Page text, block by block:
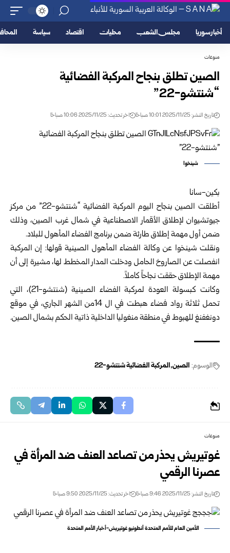
أخبار سوريا مجلس الشعب محليات اقتصاد سياسة
منوعات
الصين تطلق بنجاح المركبة الفضائية
“شنتشو-22”
تاريخ النشر: 2025/11/25 10:01 صباحًا اخر تحديث: 2025/11/25 10:06 صباحًا
شينخوا
بكين-سانا
أطلقت الصين بنجاح اليوم المركبة الفضائية “شنتشو-22” من مركز
جيوتشيوان لإطلاق الأقمار الاصطناعية في شمال غرب الصين، وذلك
ضمن أول مهمة إطلاق طارئة ضمن برنامج الفضاء المأهول للبلاد.
ونقلت شينخوا عن وكالة الفضاء المأهول الصينية قولها: إن المركبة
انفصلت عن الصاروخ الحامل ودخلت المدار المخطط لها، مشيرة إلى أن
مهمة الإطلاق حققت نجاحاً كاملاً.
وكانت كبسولة العودة لمركبة الفضاء الصينية (شنتشو-21)، التي
تحمل ثلاثة رواد فضاء هبطت في ال 14من الشهر الجاري، في موقع
دونغفنغ للهبوط في منطقة منغوليا الداخلية ذاتية الحكم بشمال الصين.
الوسوم: الصين المركبة الفضائية شنتشو-22
منوعات
غوتيريش يحذر من تصاعد العنف ضد المرأة في
عصرنا الرقمي
تاريخ النشر: 2025/11/25 9:46 صباحًا اخر تحديث: 2025/11/25 9:50 صباحًا
الأمين العام للأمم المتحدة أنطونيو غوتيريش-أخبار الأمم المتحدة